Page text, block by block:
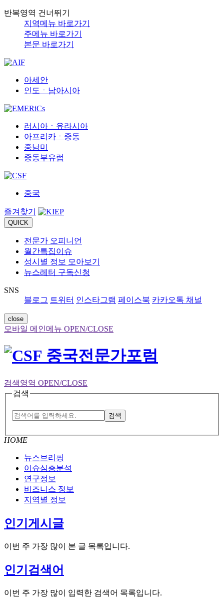
반복영역 건너뛰기
지역메뉴 바로가기
주메뉴 바로가기
본문 바로가기
아세안
인도ㆍ남아시아
러시아ㆍ유라시아
아프리카ㆍ중동
중남미
중동부유럽
중국
즐겨찾기
QUICK
전문가 오피니언
월간특집이슈
성시별 정보 모아보기
뉴스레터 구독신청
SNS
블로그 트위터 인스타그램 페이스북 카카오톡 채널
close
모바일 메인메뉴 OPEN/CLOSE
검색영역 OPEN/CLOSE
검색
검색
HOME
뉴스브리핑
이슈심층분석
연구정보
비즈니스 정보
지역별 정보
인기게시글
이번 주 가장 많이 본 글 목록입니다.
인기검색어
이번 주 가장 많이 입력한 검색어 목록입니다.